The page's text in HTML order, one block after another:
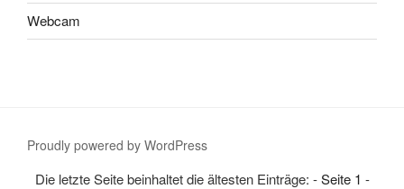
Webcam
Proudly powered by WordPress
Die letzte Seite beinhaltet die ältesten Einträge: -Seite 1 -